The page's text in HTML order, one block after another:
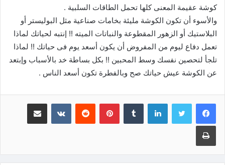
كوشة عقيمة المعنى كلها تحمل الطاقات السلبية .
والأسوء أن تكون الكوشة مليئة بخامات صناعية مثل البوليستر أو
البلاستيك أو الزهور المقطوعة والنباتات الميته !! إنتبه لحياتك لماذا
تعمل دفاع ليوم من المفروض أن يكون أسعد يوم فى حياتك !! لماذا
تلجأ لتحصين نفسك وسط المحبين !! بكل بساطة خد بالأسباب وإبتعد
عن الكوشة عيش حياتك صح وبالفطرة تكون أسعد الناس .
لينكدإن بينتيريست